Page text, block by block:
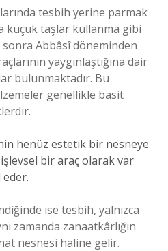
tesbih yerine parmak
küçük taşlar kullanma gibi
Abbâsî döneminden
yaygınlaştığına dair
bulunmaktadır. Bu
genellikle basit
henüz estetik bir nesneye
bir araç olarak var
ise tesbih, yalnızca
zamanda zanaatkârlığın
nesnesi haline gelir.